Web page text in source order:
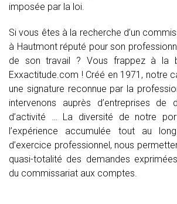
imposée par la loi.
Si vous êtes à la recherche d’un
à Hautmont réputé pour son
de son travail ? Vous frappez à la
Exxactitude.com ! Créé en 1971, notre
une signature reconnue par la
intervenons auprès d’entreprises de
d’activité … La diversité de notre
l’expérience accumulée tout au
d’exercice professionnel, nous
quasi-totalité des demandes
du commissariat aux comptes.